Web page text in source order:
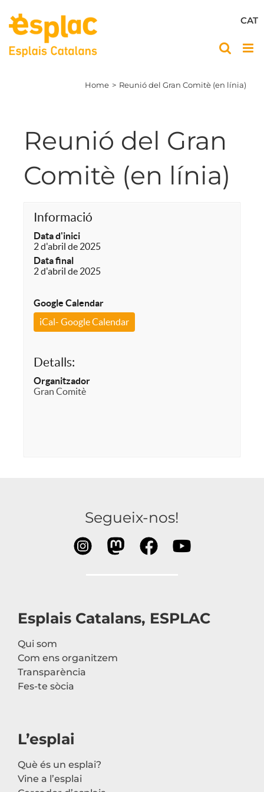
content
CAT
Home Reunió del Gran Comitè (en línia)
Reunió del Gran
Comitè (en línia)
Informació
Data d'inici
2 d'abril de 2025
Data final
2 d'abril de 2025
Google Calendar
iCal- Google Calendar
Detalls:
Organitzador
Gran Comitè
Segueix-nos!
Esplais Catalans, ESPLAC
Qui som
Com ens organitzem
Transparència
Fes-te sòcia
L’esplai
Què és un esplai?
Vine a l’esplai